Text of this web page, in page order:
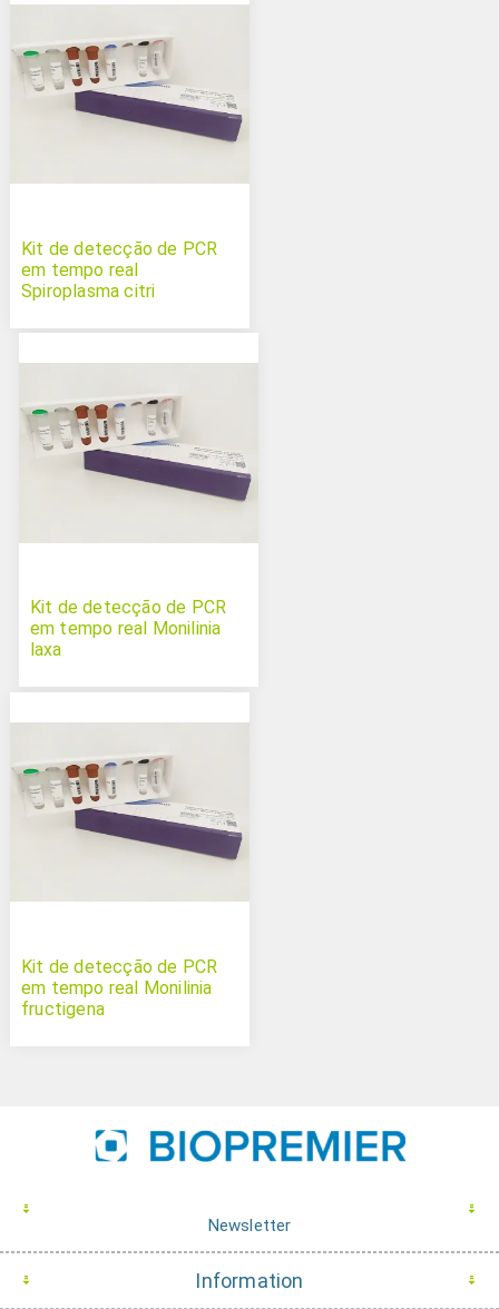
Kit de detecção de PCR
em tempo real
Spiroplasma citri
Kit de detecção de PCR
em tempo real Monilinia
laxa
Kit de detecção de PCR
em tempo real Monilinia
fructigena
Newsletter
Information